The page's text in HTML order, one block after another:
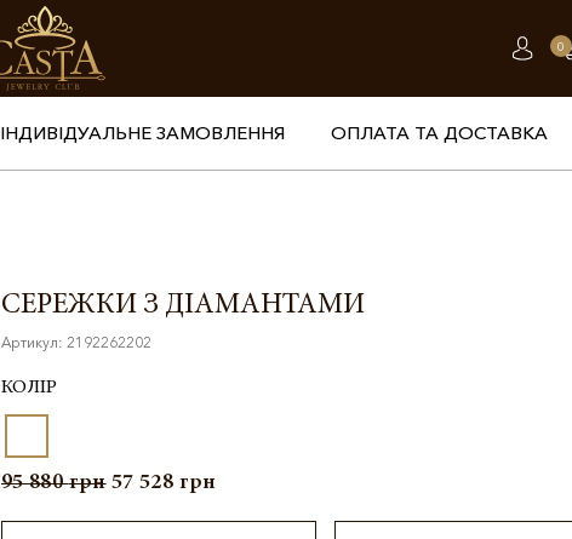
0
ІНДИВІДУАЛЬНЕ ЗАМОВЛЕННЯ ОПЛАТА ТА ДОСТАВКА
СЕРЕЖКИ З ДІАМАНТАМИ
Артикул: 2192262202
КОЛІР
95 880грн 57 528 грн